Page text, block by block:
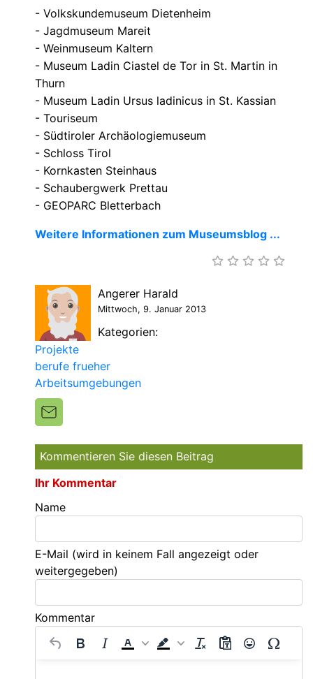
- Volkskundemuseum Dietenheim
- Jagdmuseum Mareit
- Weinmuseum Kaltern
- Museum Ladin Ciastel de Tor in St. Martin in
Thurn
- Museum Ladin Ursus ladinicus in St. Kassian
- Touriseum
- Südtiroler Archäologiemuseum
- Schloss Tirol
- Kornkasten Steinhaus
- Schaubergwerk Prettau
- GEOPARC Bletterbach
Weitere Informationen zum Museumsblog ...
Angerer Harald
Mittwoch, 9. Januar 2013
Kategorien:
Projekte
berufe frueher
Arbeitsumgebungen
Kommentieren Sie diesen Beitrag
Ihr Kommentar
Name
E-Mail (wird in keinem Fall angezeigt oder
weitergegeben)
Kommentar